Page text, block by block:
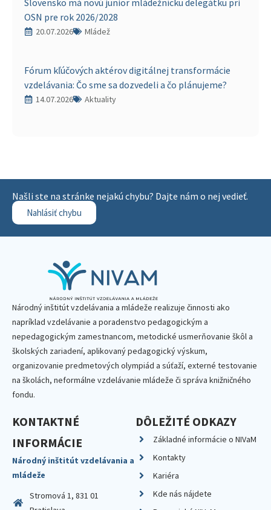
Slovensko má novú junior mládežnícku delegátku pri
OSN pre rok 2026/2028
20.07.2026 Mládež
Fórum kľúčových aktérov digitálnej transformácie
vzdelávania: Čo sme sa dozvedeli a čo plánujeme?
14.07.2026 Aktuality
Našli ste na stránke nejakú chybu? Dajte nám o nej vedieť.
Nahlásiť chybu
Národný inštitút vzdelávania a mládeže realizuje činnosti ako
napríklad vzdelávanie a poradenstvo pedagogickým a
nepedagogickým zamestnancom, metodické usmerňovanie škôl a
školských zariadení, aplikovaný pedagogický výskum,
organizovanie predmetových olympiád a súťaží, externé testovanie
na školách, neformálne vzdelávanie mládeže či správa knižničného
fondu.
KONTAKTNÉ
INFORMÁCIE
Národný inštitút vzdelávania a
mládeže
Stromová 1, 831 01
DÔLEŽITÉ ODKAZY
Základné informácie o NIVaM
Kontakty
Kariéra
Kde nás nájdete